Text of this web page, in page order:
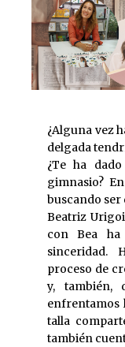
¿Alguna vez
delgada
¿Te ha
gimnasio?
buscando ser
Beatriz
con Bea
sinceridad.
proceso de
y, también,
enfrentamos
talla
también